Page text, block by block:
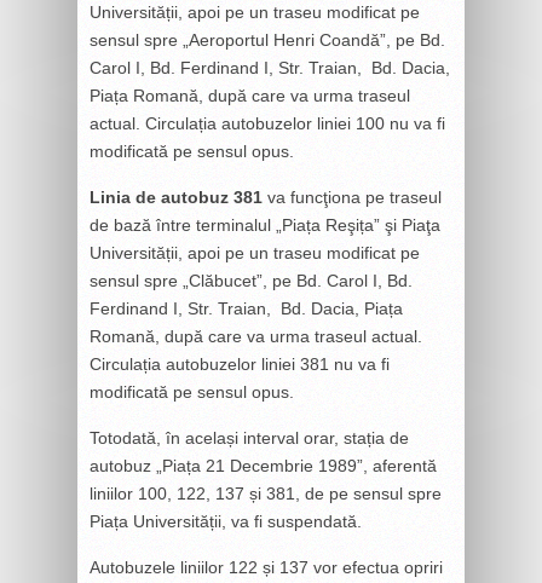
Universității, apoi pe un traseu modificat pe
sensul spre „Aeroportul Henri Coandă”, pe Bd.
Carol I, Bd. Ferdinand I, Str. Traian, Bd. Dacia,
Piața Romană, după care va urma traseul
actual. Circulația autobuzelor liniei 100 nu va fi
modificată pe sensul opus.
Linia de autobuz 381 va funcţiona pe traseul
de bază între terminalul „Piața Reşița” şi Piaţa
Universității, apoi pe un traseu modificat pe
sensul spre „Clăbucet”, pe Bd. Carol I, Bd.
Ferdinand I, Str. Traian, Bd. Dacia, Piața
Romană, după care va urma traseul actual.
Circulația autobuzelor liniei 381 nu va fi
modificată pe sensul opus.
Totodată, în același interval orar, stația de
autobuz „Piața 21 Decembrie 1989”, aferentă
liniilor 100, 122, 137 și 381, de pe sensul spre
Piața Universității, va fi suspendată.
Autobuzele liniilor 122 și 137 vor efectua opriri